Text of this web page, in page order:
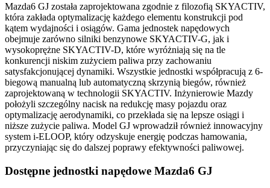
Mazda6 GJ została zaprojektowana zgodnie z filozofią SKYACTIV,
która zakłada optymalizację każdego elementu konstrukcji pod
kątem wydajności i osiągów. Gama jednostek napędowych
obejmuje zarówno silniki benzynowe SKYACTIV-G, jak i
wysokoprężne SKYACTIV-D, które wyróżniają się na tle
konkurencji niskim zużyciem paliwa przy zachowaniu
satysfakcjonującej dynamiki. Wszystkie jednostki współpracują z 6-
biegową manualną lub automatyczną skrzynią biegów, również
zaprojektowaną w technologii SKYACTIV. Inżynierowie Mazdy
położyli szczególny nacisk na redukcję masy pojazdu oraz
optymalizację aerodynamiki, co przekłada się na lepsze osiągi i
niższe zużycie paliwa. Model GJ wprowadził również innowacyjny
system i-ELOOP, który odzyskuje energię podczas hamowania,
przyczyniając się do dalszej poprawy efektywności paliwowej.
Dostępne jednostki napędowe Mazda6 GJ